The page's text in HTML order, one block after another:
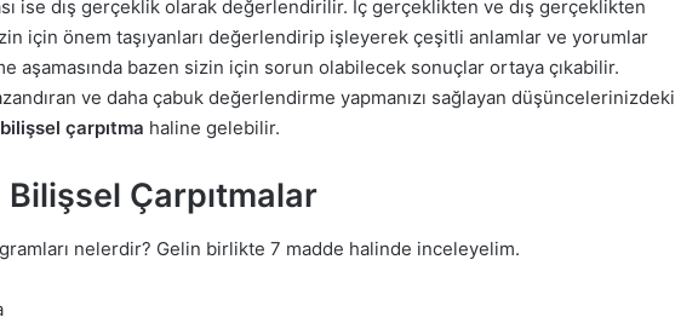
ise dış gerçeklik olarak değerlendirilir. İç gerçeklikten ve dış gerçeklikten
için önem taşıyanları değerlendirip işleyerek çeşitli anlamlar ve yorumlar
aşamasında bazen sizin için sorun olabilecek sonuçlar ortaya çıkabilir.
ve daha çabuk değerlendirme yapmanızı sağlayan düşüncelerinizdeki
bilişsel çarpıtma haline gelebilir.
Çarpıtmalar
nelerdir? Gelin birlikte 7 madde halinde inceleyelim.